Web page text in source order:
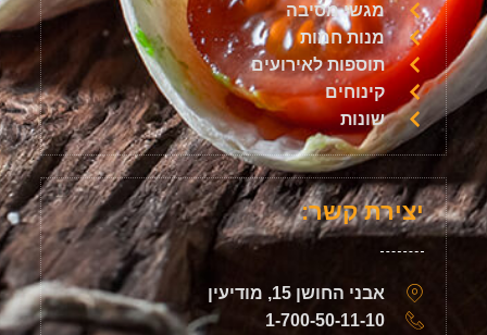
יצירת קשר:
אבני החושן 15, מודיעין
1-700-50-11-10
מגשי מסיבה
מנות חמות
תוספות לאירועים
קינוחים
שונות